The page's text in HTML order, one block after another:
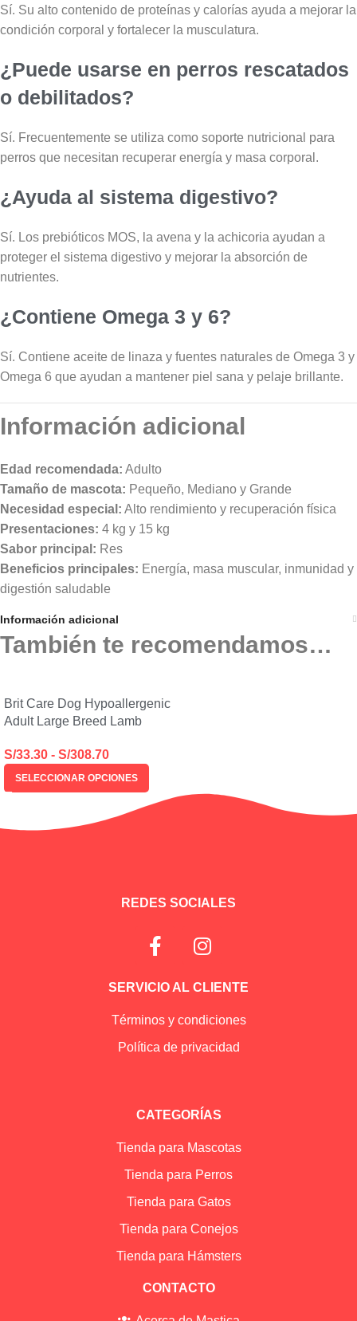
Sí. Su alto contenido de proteínas y calorías ayuda a mejorar la
condición corporal y fortalecer la musculatura.
¿Puede usarse en perros rescatados
o debilitados?
Sí. Frecuentemente se utiliza como soporte nutricional para
perros que necesitan recuperar energía y masa corporal.
¿Ayuda al sistema digestivo?
Sí. Los prebióticos MOS, la avena y la achicoria ayudan a
proteger el sistema digestivo y mejorar la absorción de
nutrientes.
¿Contiene Omega 3 y 6?
Sí. Contiene aceite de linaza y fuentes naturales de Omega 3 y
Omega 6 que ayudan a mantener piel sana y pelaje brillante.
Información adicional
Edad recomendada: Adulto
Tamaño de mascota: Pequeño, Mediano y Grande
Necesidad especial: Alto rendimiento y recuperación física
Presentaciones: 4 kg y 15 kg
Sabor principal: Res
Beneficios principales: Energía, masa muscular, inmunidad y
digestión saludable
Información adicional
También te recomendamos…
Brit Care Dog Hypoallergenic
Adult Large Breed Lamb
S/33.30 - S/308.70
SELECCIONAR OPCIONES
REDES SOCIALES
SERVICIO AL CLIENTE
Términos y condiciones
Política de privacidad
CATEGORÍAS
Tienda para Mascotas
Tienda para Perros
Tienda para Gatos
Tienda para Conejos
Tienda para Hámsters
CONTACTO